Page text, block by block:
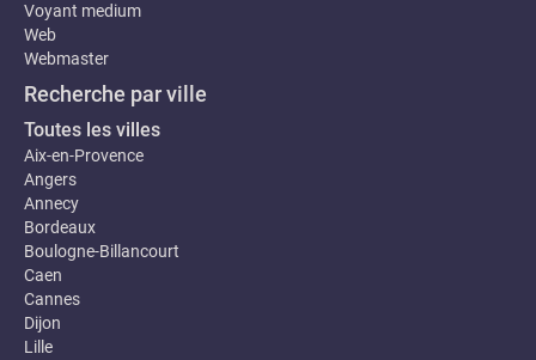
Voyant medium
Web
Webmaster
Recherche par ville
Toutes les villes
Aix-en-Provence
Angers
Annecy
Bordeaux
Boulogne-Billancourt
Caen
Cannes
Dijon
Lille